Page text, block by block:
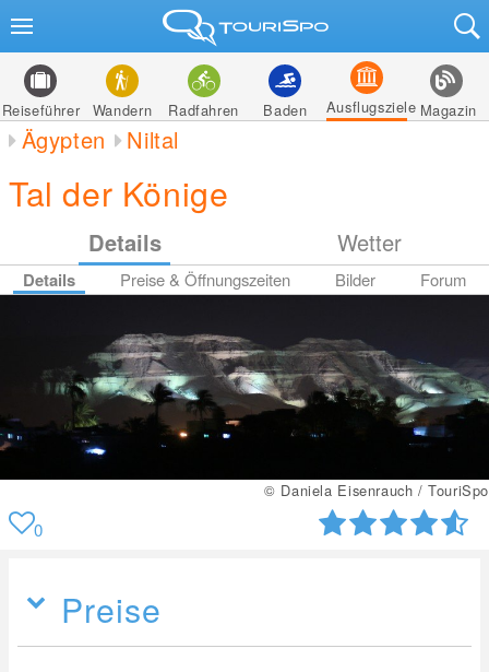
Reiseführer Wandern Radfahren Baden Ausflugsziele Magazin
Ägypten Niltal
Tal der Könige
Details Wetter
Details Preise & Öffnungszeiten Bilder Forum
© Daniela Eisenrauch / TouriSpo
0
Preise